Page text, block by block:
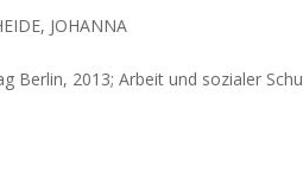
JOHANNA
Berlin, 2013; Arbeit und sozialer